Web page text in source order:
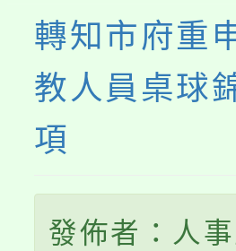
程，歡迎
心理、諮
轉知市府重
教人員桌球
項
發佈者：人